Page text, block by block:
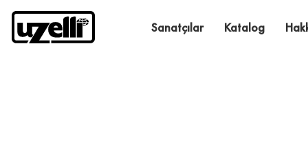
Sanatçılar Katalog